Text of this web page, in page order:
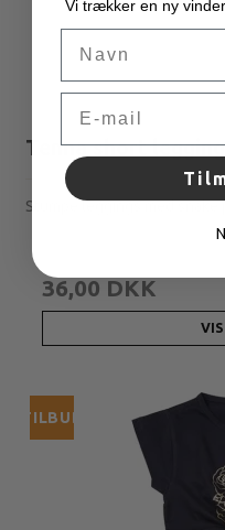
Tenna short
Stumpe leggings med
36,00 DKK
TILBUD
Vi trækker en ny